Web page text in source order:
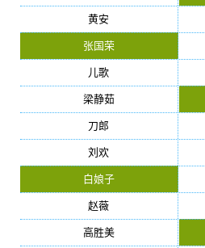
黄安
张国荣
儿歌
梁静茹
刀郎
刘欢
白娘子
赵薇
高胜美